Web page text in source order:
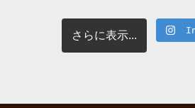
さらに表示...